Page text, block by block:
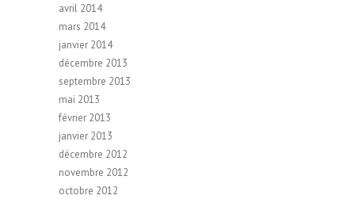
avril 2014
mars 2014
janvier 2014
décembre 2013
septembre 2013
mai 2013
février 2013
janvier 2013
décembre 2012
novembre 2012
octobre 2012